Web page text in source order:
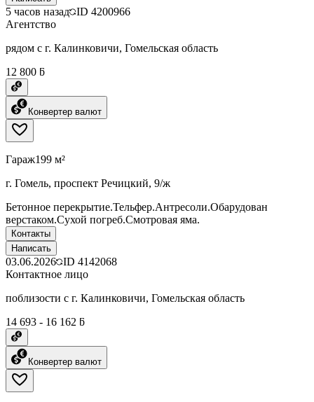
5 часов назад ID 4200966
Агентство
рядом с г. Калинковичи, Гомельская область
12 800 ƃ
Конвертер валют
Гараж199 м²
г. Гомель, проспект Речицкий, 9/ж
Бетонное перекрытие.Тельфер.Антресоли.Обарудован
верстаком.Сухой погреб.Смотровая яма.
Контакты
Написать
03.06.2026 ID 4142068
Контактное лицо
поблизости с г. Калинковичи, Гомельская область
14 693 - 16 162 ƃ
Конвертер валют